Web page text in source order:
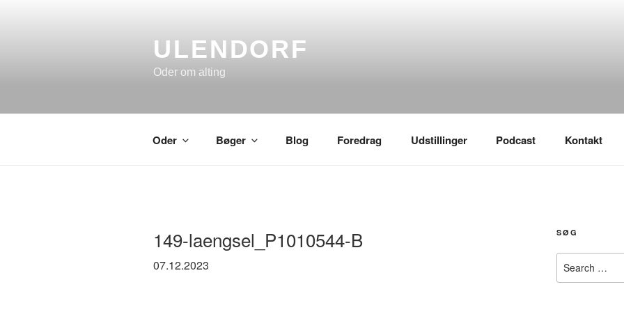
ULENDORF
Oder om alting
Oder Bøger Blog Foredrag Udstillinger Podcast Kontakt
149-laengsel_P1010544-B
07.12.2023
SØG
for: